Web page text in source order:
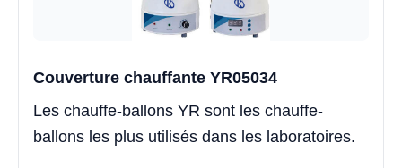
Couverture chauffante YR05034
Les chauffe-ballons YR sont les chauffe-
ballons les plus utilisés dans les laboratoires.